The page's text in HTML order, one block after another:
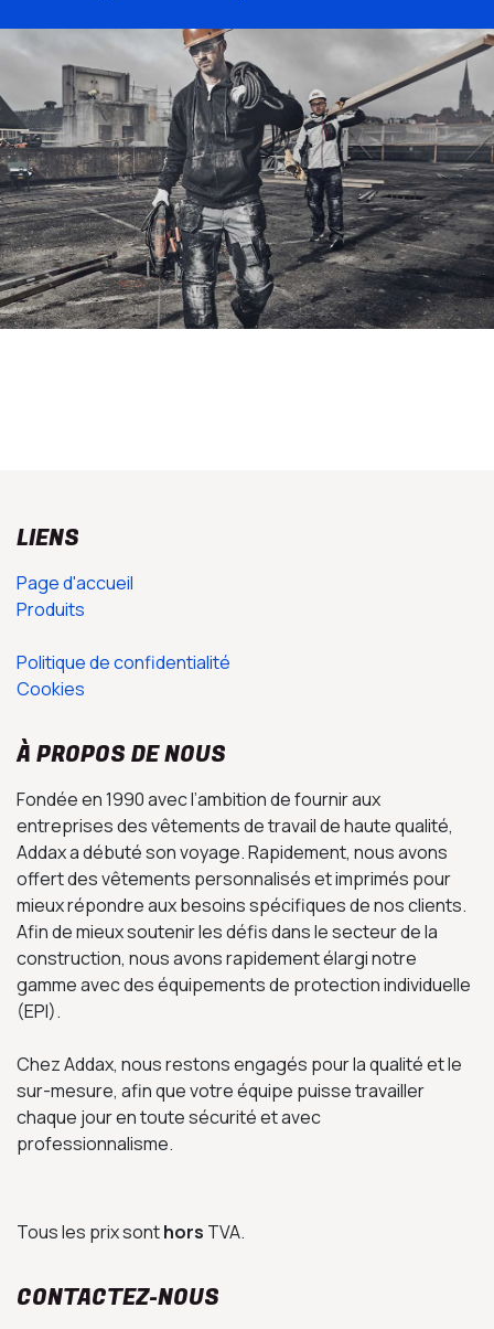
LIENS
Page d'accueil
Produits
Politique de confidentialité
Cookies
À PROPOS DE NOUS
Fondée en 1990 avec l’ambition de fournir aux
entreprises des vêtements de travail de haute qualité,
Addax a débuté son voyage. Rapidement, nous avons
offert des vêtements personnalisés et imprimés pour
mieux répondre aux besoins spécifiques de nos clients.
Afin de mieux soutenir les défis dans le secteur de la
construction, nous avons rapidement élargi notre
gamme avec des équipements de protection individuelle
(EPI).
Chez Addax, nous restons engagés pour la qualité et le
sur-mesure, afin que votre équipe puisse travailler
chaque jour en toute sécurité et avec
professionnalisme.​
Tous les prix sonthors TVA.
CONTACTEZ-NOUS​